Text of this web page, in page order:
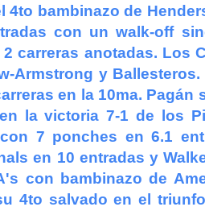
4to bambinazo de
con un walk-off
carreras anotadas. Los
Armstrong y
en la 10ma. Pagán
la victoria 7-1 de los
7 ponches en 6.1
en 10 entradas y
con bambinazo de
4to salvado en el